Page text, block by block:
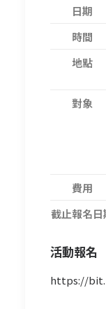
日期
時間
地點
對象
費用
截止報名日
活動報名
https://